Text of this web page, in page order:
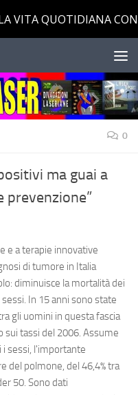
0
ma guai a
prevenzione”
e a terapie innovative
di tumore in Italia
diminuisce la mortalità dei
In 15 anni sono state
gli uomini in questa fascia
tassi del 2006. Assume
i sessi, l'importante
del polmone, del 46,4% tra
50. Sono dati